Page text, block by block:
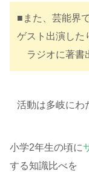
■また、芸能界
ゲスト出演した
ラジオに著書
活動は多岐にわ
小学2年生の頃に
する知識比べを